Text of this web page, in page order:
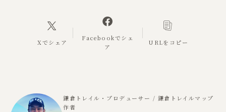
Xでシェア
Facebookでシェ
ア
URLをコピー
鎌倉トレイル・プロデューサー / 鎌倉トレイルマップ
作者